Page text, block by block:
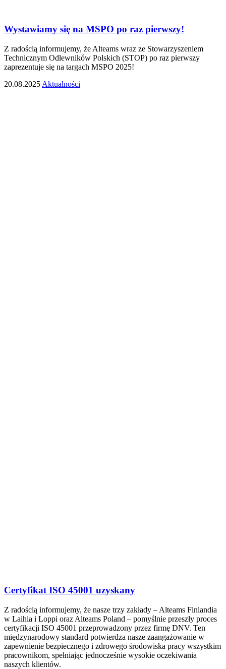
Wystawiamy się na MSPO po raz pierwszy!
Z radością informujemy, że Alteams wraz ze Stowarzyszeniem
Technicznym Odlewników Polskich (STOP) po raz pierwszy
zaprezentuje się na targach MSPO 2025!
20.08.2025 Aktualności
Certyfikat ISO 45001 uzyskany
Z radością informujemy, że nasze trzy zakłady – Alteams Finlandia
w Laihia i Loppi oraz Alteams Poland – pomyślnie przeszły proces
certyfikacji ISO 45001 przeprowadzony przez firmę DNV. Ten
międzynarodowy standard potwierdza nasze zaangażowanie w
zapewnienie bezpiecznego i zdrowego środowiska pracy wszystkim
pracownikom, spełniając jednocześnie wysokie oczekiwania
naszych klientów.